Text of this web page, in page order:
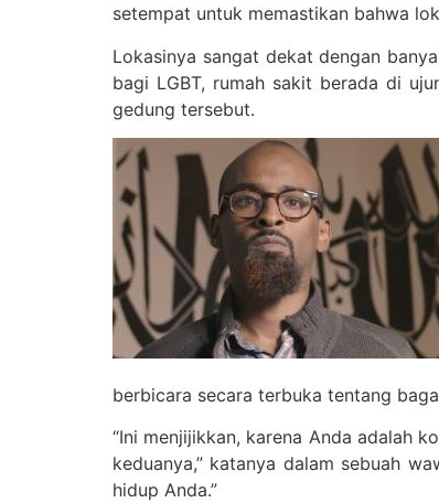
setempat untuk memastikan bahwa
Lokasinya sangat dekat dengan
bagi LGBT, rumah sakit berada di
gedung tersebut.
berbicara secara terbuka tentang
“Ini menjijikkan, karena Anda adalah
keduanya,” katanya dalam sebuah
hidup Anda.”